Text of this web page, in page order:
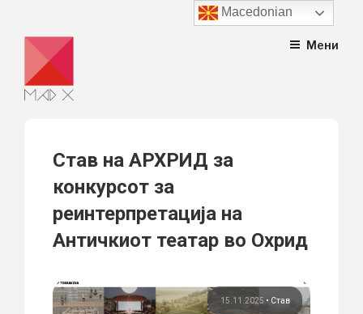
content
Мени
Став на АРХРИД за
конкурсот за
реинтерпретација на
Античкиот театар во Охрид
15.11.2025 • Став
Macedonian